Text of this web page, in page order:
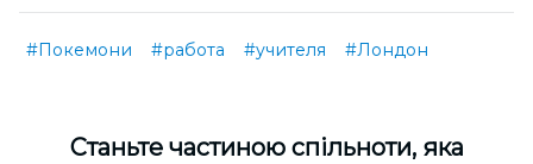
#Покемони #работа #учителя #Лондон
Cтаньте частиною спільноти, яка